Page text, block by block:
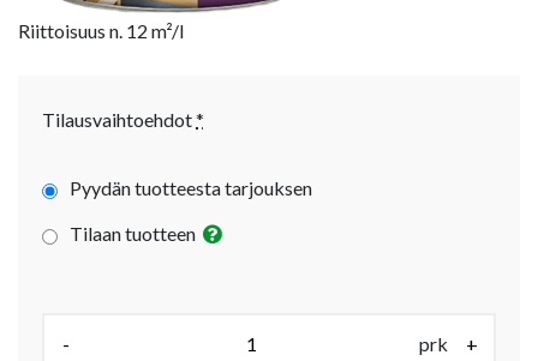
Riittoisuus n. 12 m²/l
Tilausvaihtoehdot*
Pyydän tuotteesta tarjouksen
Tilaan tuotteen
- prk +